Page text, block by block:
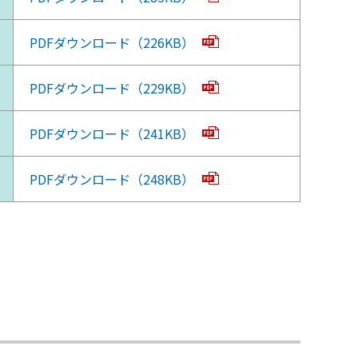
PDFダウンロード（226KB）
PDFダウンロード（229KB）
PDFダウンロード（241KB）
PDFダウンロード（248KB）